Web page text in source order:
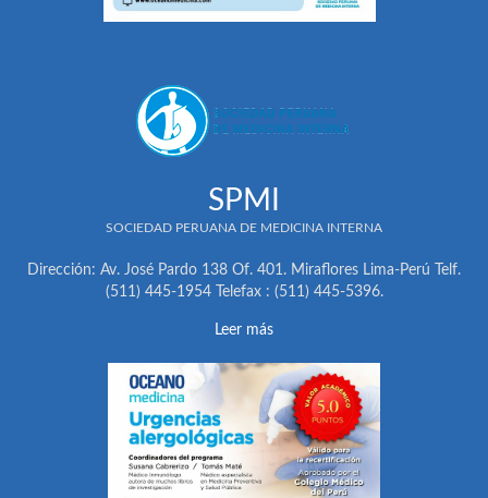
SPMI
SOCIEDAD PERUANA DE MEDICINA INTERNA
Dirección: Av. José Pardo 138 Of. 401. Miraflores Lima-Perú Telf.
(511) 445-1954 Telefax : (511) 445-5396.
Leer más